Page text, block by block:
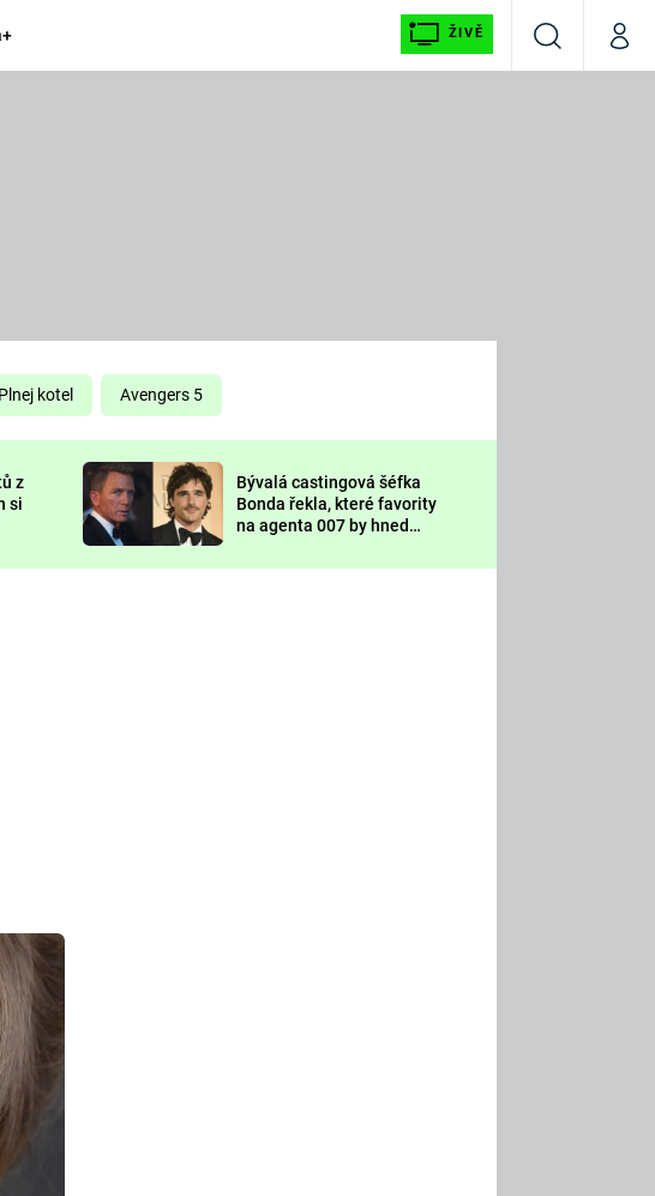
ŽIVĚ
VyhledáváníMůj
KOMEDIE
CHUCK
NORRIS
DEADPOOL
Prima LAJK
Sledujte nás
Plnej kotel Avengers 5
z
si
Bývalá castingová šéfka
Bonda řekla, které favority
na agenta 007 by hned